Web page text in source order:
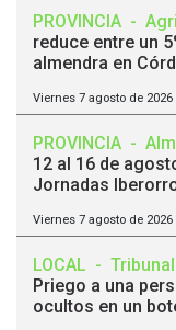
PROVINCIA -
reduce entre un
almendra en
Viernes 7 agosto de 2026
PROVINCIA -
12 al 16 de
Jornadas
Viernes 7 agosto de 2026
LOCAL -
Priego a una
ocultos en un